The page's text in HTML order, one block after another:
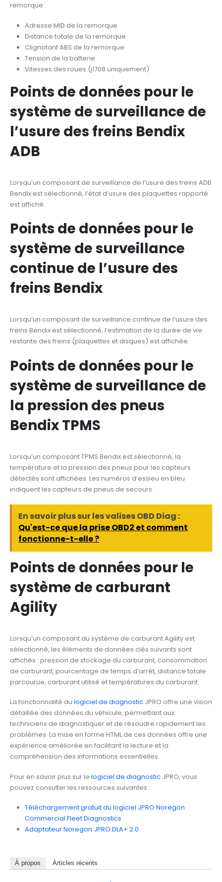
remorque :
Adresse MID de la remorque
Distance totale de la remorque
Clignotant ABS de la remorque
Tension de la batterie
Vitesses des roues (j1708 uniquement)
Points de données pour le
système de surveillance de
l’usure des freins Bendix
ADB
Lorsqu’un composant de surveillance de l’usure des freins ADB
Bendix est sélectionné, l’état d’usure des plaquettes rapporté
est affiché.
Points de données pour le
système de surveillance
continue de l’usure des
freins Bendix
Lorsqu’un composant de surveillance continue de l’usure des
freins Bendix est sélectionné, l’estimation de la durée de vie
restante des freins (plaquettes et disques) est affichée.
Points de données pour le
système de surveillance de
la pression des pneus
Bendix TPMS
Lorsqu’un composant TPMS Bendix est sélectionné, la
température et la pression des pneus pour les capteurs
détectés sont affichées. Les numéros d’essieu en bleu
indiquent les capteurs de pneus de secours.
En savoir plus sur les valises OBD Diag :
Qu'est-ce que la prise OBD2 et comment
fonctionne-t-elle ?
Points de données pour le
système de carburant
Agility
Lorsqu’un composant du système de carburant Agility est
sélectionné, les éléments de données clés suivants sont
affichés : pression de stockage du carburant, consommation
de carburant, pourcentage de temps d’arrêt, distance totale
parcourue, carburant utilisé et températures du carburant.
La fonctionnalité du logiciel de diagnostic JPRO offre une vision
détaillée des données du véhicule, permettant aux
techniciens de diagnostiquer et de résoudre rapidement les
problèmes. La mise en forme HTML de ces données offre une
expérience améliorée en facilitant la lecture et la
compréhension des informations essentielles.
Pour en savoir plus sur le logiciel de diagnostic JPRO, vous
pouvez consulter les ressources suivantes :
Téléchargement gratuit du logiciel JPRO Noregon
Commercial Fleet Diagnostics
Adaptateur Noregon JPRO DLA+ 2.0
À propos Articles récents